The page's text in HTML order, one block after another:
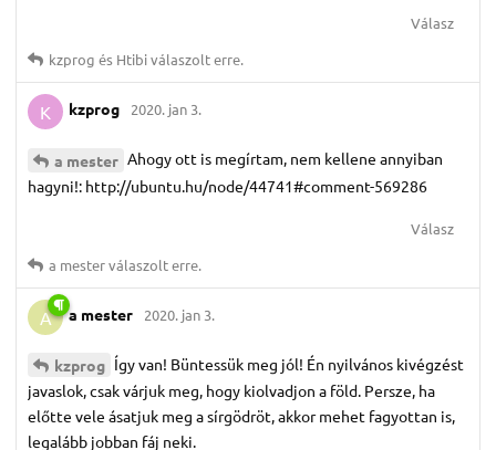
Válasz
kzprog és Htibiválaszolt erre.
K kzprog 2020. jan 3.
a mester Ahogy ott is megírtam, nem kellene annyiban
hagyni!: http://ubuntu.hu/node/44741#comment-569286
Válasz
a mesterválaszolt erre.
A a mester 2020. jan 3.
kzprog Így van! Büntessük meg jól! Én nyilvános kivégzést
javaslok, csak várjuk meg, hogy kiolvadjon a föld. Persze, ha
előtte vele ásatjuk meg a sírgödröt, akkor mehet fagyottan is,
legalább jobban fáj neki.